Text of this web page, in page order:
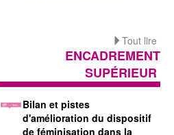
Tout lire
ENCADREMENT
SUPÉRIEUR
Bilan et pistes
d'amélioration du dispositif
de féminisation dans la